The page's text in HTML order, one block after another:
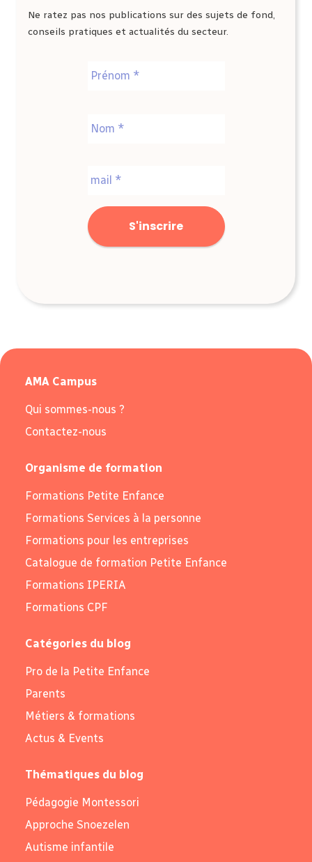
Ne ratez pas nos publications sur des sujets de fond,
conseils pratiques et actualités du secteur.
mail *
AMA Campus
Qui sommes-nous ?
Contactez-nous
Organisme de formation
Formations Petite Enfance
Formations Services à la personne
Formations pour les entreprises
Catalogue de formation Petite Enfance
Formations IPERIA
Formations CPF
Catégories du blog
Pro de la Petite Enfance
Parents
Métiers & formations
Actus & Events
Thématiques du blog
Pédagogie Montessori
Approche Snoezelen
Autisme infantile